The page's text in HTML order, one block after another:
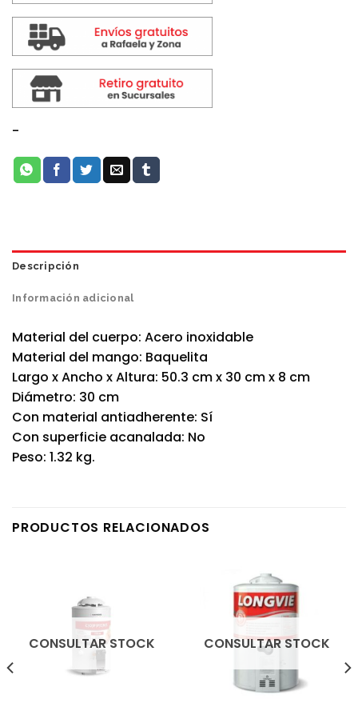
-
Descripción
Información adicional
Material del cuerpo: Acero inoxidable
Material del mango: Baquelita
Largo x Ancho x Altura: 50.3 cm x 30 cm x 8 cm
Diámetro: 30 cm
Con material antiadherente: Sí
Con superficie acanalada: No
Peso: 1.32 kg.
PRODUCTOS RELACIONADOS
CONSULTAR STOCK CONSULTAR STOCK